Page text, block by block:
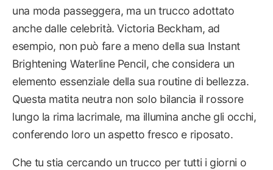
una moda passeggera, ma un trucco adottato
anche dalle celebrità. Victoria Beckham, ad
esempio, non può fare a meno della sua Instant
Brightening Waterline Pencil, che considera un
elemento essenziale della sua routine di bellezza.
Questa matita neutra non solo bilancia il rossore
lungo la rima lacrimale, ma illumina anche gli occhi,
conferendo loro un aspetto fresco e riposato.
Che tu stia cercando un trucco per tutti i giorni o